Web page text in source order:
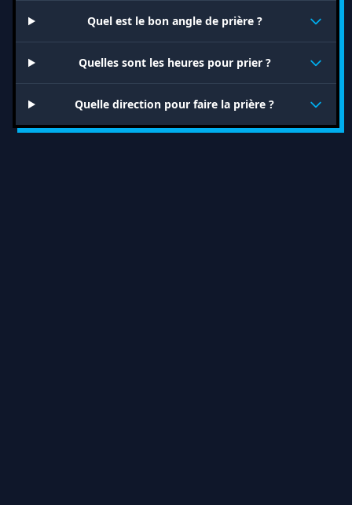
Quel est le bon angle de prière ?
Quelles sont les heures pour prier ?
Quelle direction pour faire la prière ?